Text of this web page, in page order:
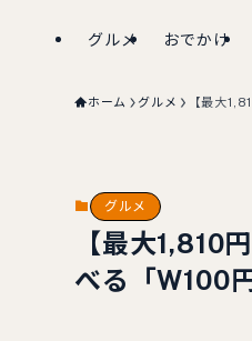
グルメ おでかけ
ホーム グルメ 【最大
グルメ
【最大1,810
べる「W100